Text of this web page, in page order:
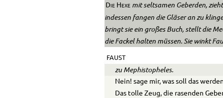
Die Hexe mit seltsamen Geberden,
indessen fangen die Gläser an zu
bringt sie ein großes Buch, stellt die
die Fackel halten müssen. Sie winkt
FAUST
zu Mephistopheles.
Nein! sage mir, was soll das
Das tolle Zeug, die rasenden